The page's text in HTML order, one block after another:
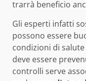
trarrà beneficio
Gli esperti infatti
possono essere
condizioni di
deve essere
controlli serve